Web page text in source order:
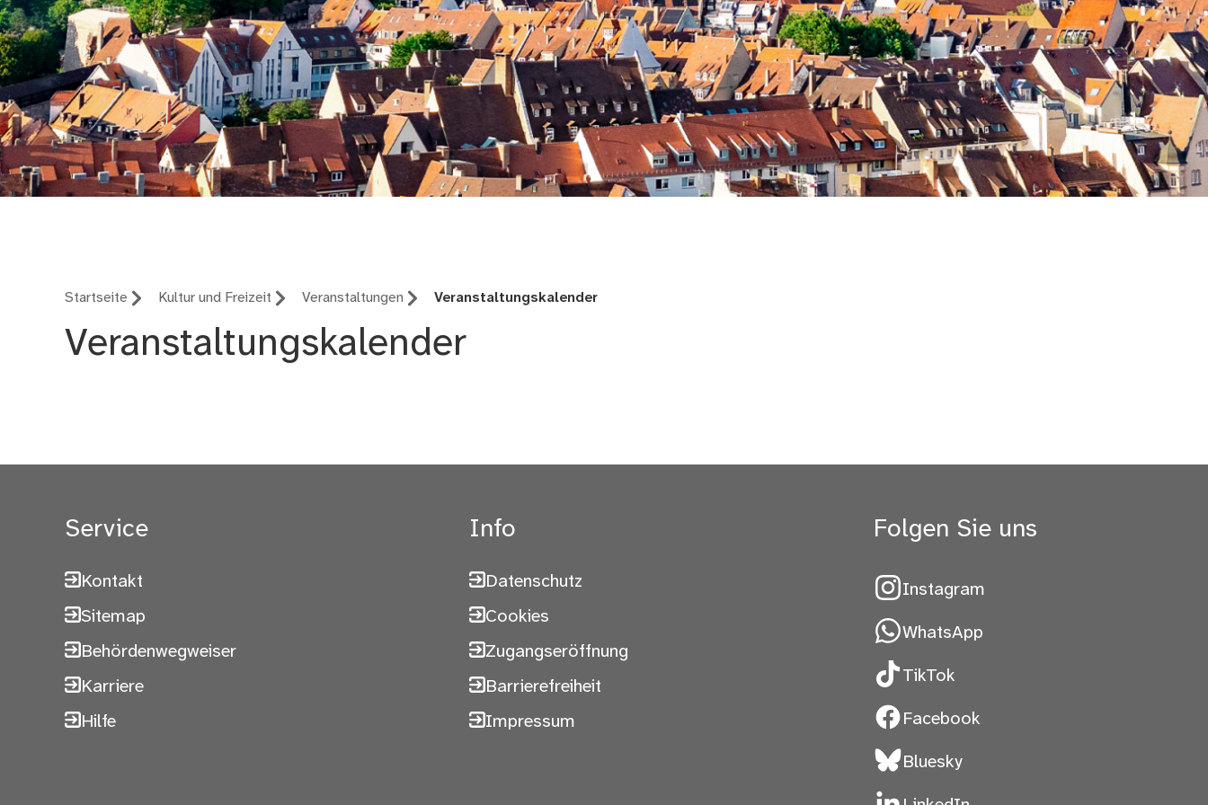
Startseite Kultur und Freizeit Veranstaltungen Veranstaltungskalender
Veranstaltungskalender
Service
Kontakt
Sitemap
Behördenwegweiser
Karriere
Hilfe
Info
Datenschutz
Cookies
Zugangseröffnung
Barrierefreiheit
Impressum
Folgen Sie uns
Instagram
WhatsApp
TikTok
Facebook
Bluesky